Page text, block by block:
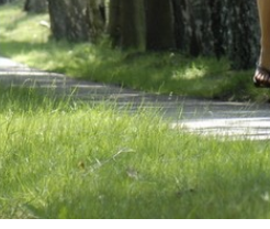
en infra
Aanpakken
Pigs
Digitalisering &
en